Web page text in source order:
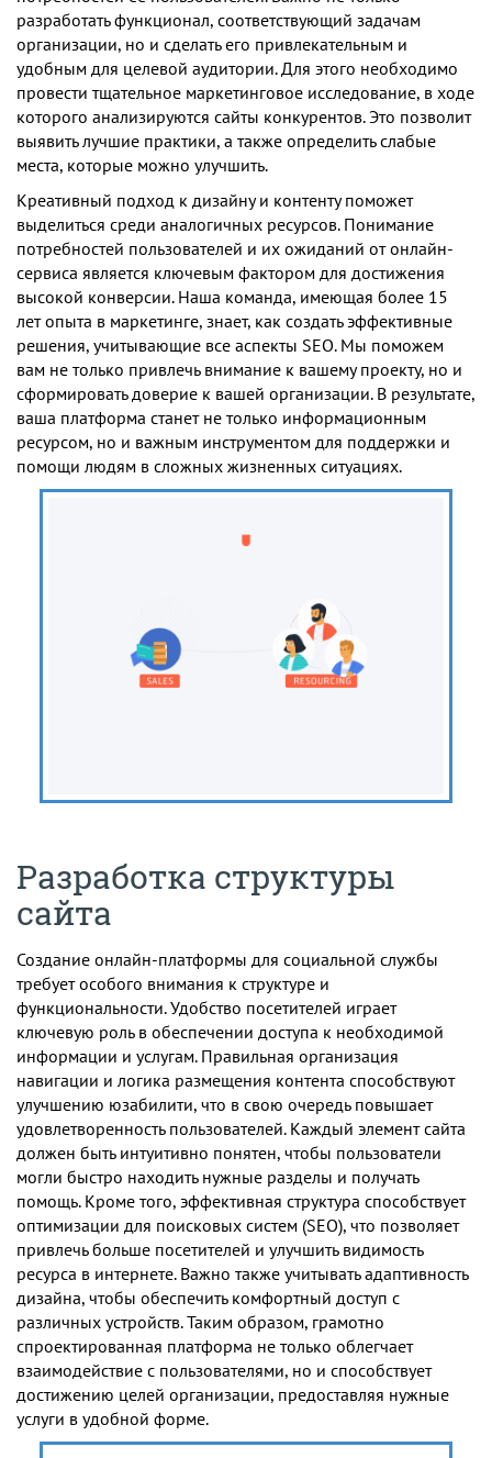
разработать функционал, соответствующий задачам
организации, но и сделать его привлекательным и
удобным для целевой аудитории. Для этого необходимо
провести тщательное маркетинговое исследование, в ходе
которого анализируются сайты конкурентов. Это позволит
выявить лучшие практики, а также определить слабые
места, которые можно улучшить.
Креативный подход к дизайну и контенту поможет
выделиться среди аналогичных ресурсов. Понимание
потребностей пользователей и их ожиданий от онлайн-
сервиса является ключевым фактором для достижения
высокой конверсии. Наша команда, имеющая более 15
лет опыта в маркетинге, знает, как создать эффективные
решения, учитывающие все аспекты SEO. Мы поможем
вам не только привлечь внимание к вашему проекту, но и
сформировать доверие к вашей организации. В результате,
ваша платформа станет не только информационным
ресурсом, но и важным инструментом для поддержки и
помощи людям в сложных жизненных ситуациях.
Разработка структуры
сайта
Создание онлайн-платформы для социальной службы
требует особого внимания к структуре и
функциональности. Удобство посетителей играет
ключевую роль в обеспечении доступа к необходимой
информации и услугам. Правильная организация
навигации и логика размещения контента способствуют
улучшению юзабилити, что в свою очередь повышает
удовлетворенность пользователей. Каждый элемент сайта
должен быть интуитивно понятен, чтобы пользователи
могли быстро находить нужные разделы и получать
помощь. Кроме того, эффективная структура способствует
оптимизации для поисковых систем (SEO), что позволяет
привлечь больше посетителей и улучшить видимость
ресурса в интернете. Важно также учитывать адаптивность
дизайна, чтобы обеспечить комфортный доступ с
различных устройств. Таким образом, грамотно
спроектированная платформа не только облегчает
взаимодействие с пользователями, но и способствует
достижению целей организации, предоставляя нужные
услуги в удобной форме.